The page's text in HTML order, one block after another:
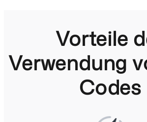
Vorteile
Verwendung
Codes